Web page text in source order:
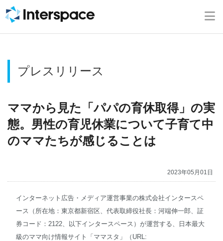
ホーム
事業内容
ニュース
IR情報
お問い合わせ
プレスリリース
ママから見た「パパの育休取得」の実
態。男性の育児休業について子育て中
のママたちが感じることは
2023年05月01日
インターネット広告・メディア運営事業の株式会社インタースペ
ース（所在地：東京都新宿区、代表取締役社長：河端伸一郎、証
券コード：2122、以下インタースペース）が運営する、日本最大
級のママ向け情報サイト「ママスタ」（URL: